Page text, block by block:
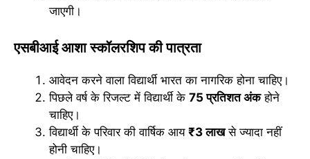
जाएगी।
एसबीआई आशा स्कॉलरशिप की पात्रता
आवेदन करने वाला विद्यार्थी भारत का नागरिक होना चाहिए।
पिछले वर्ष के रिजल्ट में विद्यार्थी के 75 प्रतिशत अंकहोने
चाहिए।
विद्यार्थी के परिवार की वार्षिक आय ₹3 लाखसे ज्यादा नहीं
होनी चाहिए।